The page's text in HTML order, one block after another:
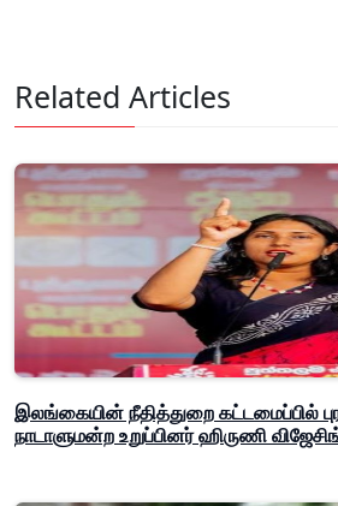
Related Articles
இலங்கையின் நீதித்துறை கட்டமைப்பில்
நாடாளுமன்ற உறுப்பினர் ஹிருணி